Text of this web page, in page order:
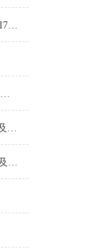
哈钠二氧化硅试剂HI770A-0和HI770B-0测量原理
哈纳HI93700-01氨氮试剂操作指南及测量范围
哈钠COD试剂HI93754B-25组成及测量范围
哈钠COD试剂HI94754A-25组成及测量范围